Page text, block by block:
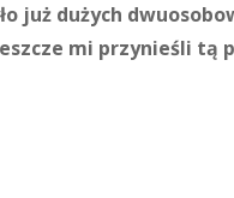
już dużych
mi przynieśli